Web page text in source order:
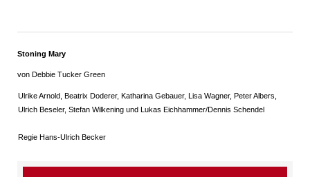
Stoning Mary
von Debbie Tucker Green
Ulrike Arnold, Beatrix Doderer, Katharina Gebauer, Lisa Wagner, Peter Albers,
Ulrich Beseler, Stefan Wilkening und Lukas Eichhammer/Dennis Schendel
Regie Hans-Ulrich Becker